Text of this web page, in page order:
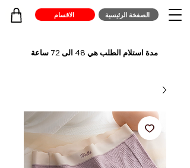
الصفخة الرئيسية الاقسام
مدة استلام الطلب هي 48 الى 72 ساعة